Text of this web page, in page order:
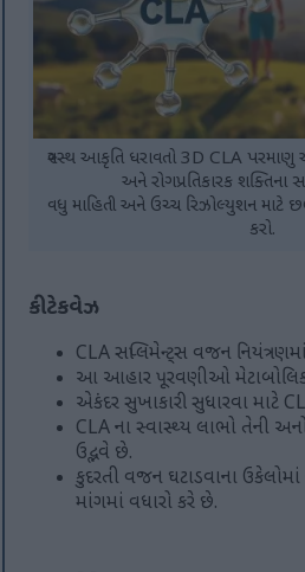
સ્વસ્થ આકૃતિ ધરાવતો 3D CLA પરમાણુ
અને રોગપ્રતિકારક શક્તિના
વધુ માહિતી અને ઉચ્ચ રિઝોલ્યુશન માટે
કરો.
કી ટેકવેઝ
CLA સપ્લિમેન્ટ્સ વજન
આ આહાર પૂરવણીઓ
એકંદર સુખાકારી સુધારવા માટે
CLA ના સ્વાસ્થ્ય લાભો તેની
ઉદ્ભવે છે.
કુદરતી વજન ઘટાડવાના
માંગમાં વધારો કરે છે.